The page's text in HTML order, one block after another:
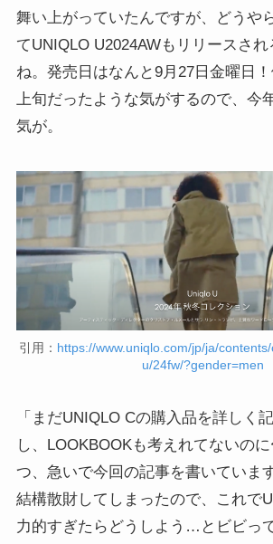
舞い上がっていたんですが、どうや
てUNIQLO U2024AWもリリースさ
ね。発売日はなんと9月27日金曜日
上旬だったような気がするので、今
気が。
引用： https://www.uniqlo.com/jp/ja/
u/24fw/?gender=men
「まだUNIQLO Cの購入品を詳しく
し、LOOKBOOKも考えれてないの
つ、急いで今回の記事を書いていま
結構散財してしまったので、これで
力的すぎたらどうしよう…とビビっ